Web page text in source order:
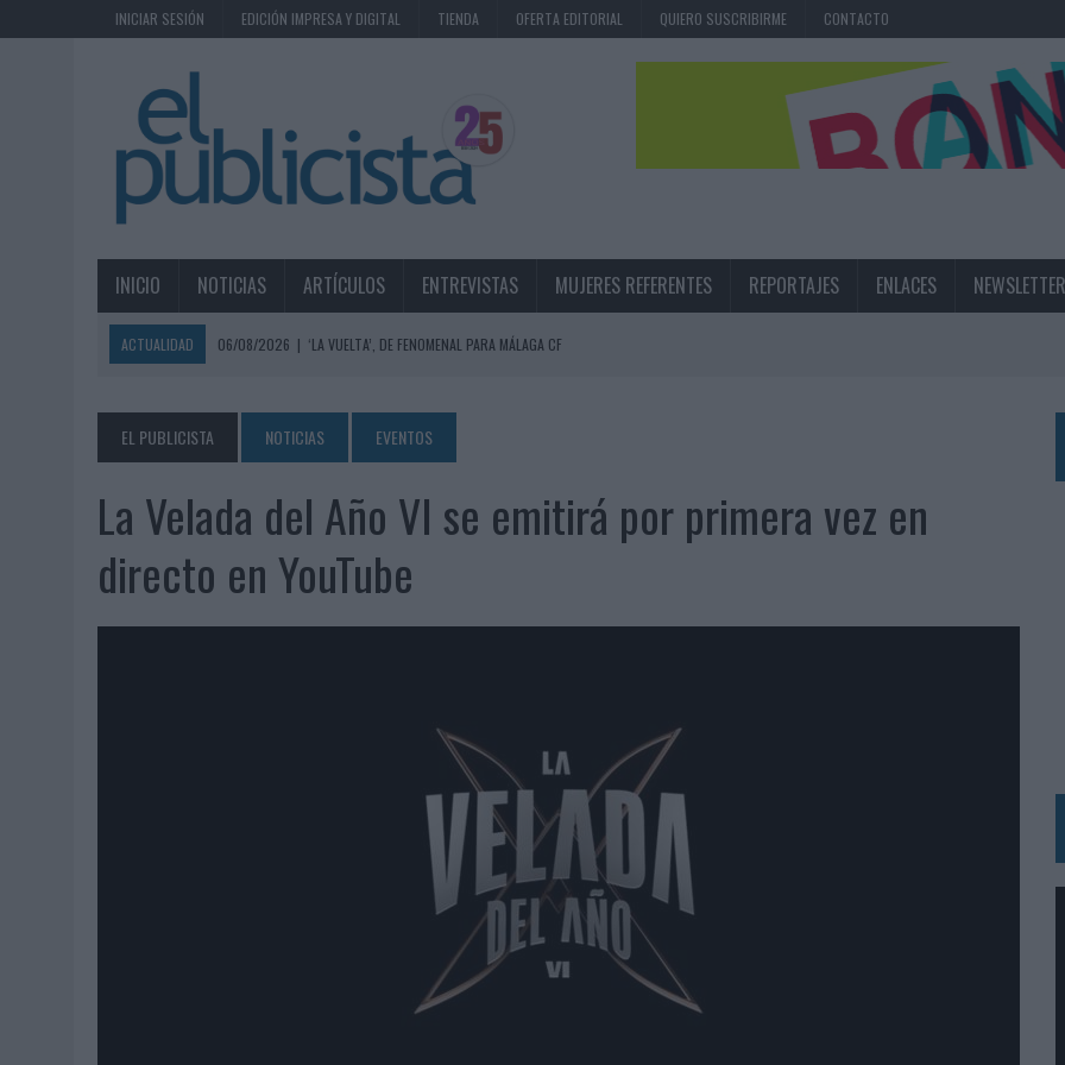
INICIAR SESIÓN EDICIÓN IMPRESA Y DIGITAL TIENDA OFERTA EDITORIAL QUIERO SUSCRIBIRME CONTACTO
INICIO NOTICIAS ARTÍCULOS ENTREVISTAS MUJERES REFERENTES REPORTAJES ENLACES NEWSLETTER
ACTUALIDAD 06/08/2026 | ‘LA VUELTA’, DE FENOMENAL PARA MÁLAGA CF
06/08/2026 | LA TELEVISIÓN SIGUE LIDERANDO EL CONSUMO DE MEDIOS EN VERANO Y SUPERA AL MÓVIL COMO DISPOSITIVO MÁS UTILIZADO
06/08/2026
EL USO DE LA IA GENERATIVA ALCANZA YA AL 62% DE LOS ESPAÑOLES
06/08/2026 |
SYSTEM1 NOMBRA A KIMBERLY BASTONI COMO NUEVA DIRECTORA COMERCIAL GLOBAL
06/08/2026
FRIGO Y UNIQLO LANZAN UNA COLECCIÓN PERSONALIZABLE INSPIRADA EN CORNETTO, CALIPPO Y SOLERO
LOPESAN HOTELS & RESORTS ACERCA EL PARAÍSO CANARIO EN SU ÚLTIMA CAMPAÑA INTERNACIONAL
LUIS ARQUILLOS (BURGO DE ARIAS): “LA CONSTRUCCIÓN DE MARCA A LARGO PLAZO Y LA MEDICIÓN SON DOS CARAS DE LA MISMA
‘EL PARAÍSO MÁS CERCA’, DE 22GRADOS PARA LOPESAN HOTELS & RESORTS
‘LA ÚNICA CERVEZA DEL MUNDO QUE SE DISFRUTA DOS VECES’, DE INUSUALY PARA CERVEZA CAPAZ
‘EL FÚTBOL SIN LAS PERSONAS’, DE DENTSU CREATIVE PARA ORANGE
CAPAZ, LA CERVEZA QUE CONVIERTE CADA BOTELLA EN UNA OPORTUNIDAD DE INCLUSIÓN
BABARIA Y MAXIBON SON ‘EL MATCH PERFECTO DEL VERANO’
EL PUBLICISTA NOTICIAS EVENTOS
La Velada del Año VI se emitirá por primera vez en
directo en YouTube